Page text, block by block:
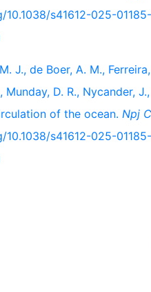
s41612-025-
J., de Boer, A. M.,
Munday, D. R., Nycander,
of the ocean. Npj
s41612-025-